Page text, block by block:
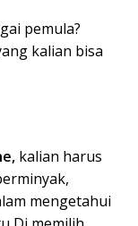
pemula?
kalian bisa
kalian harus
mengetahui